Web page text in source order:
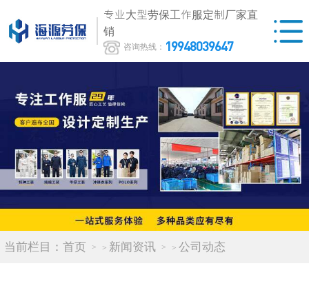
专业大型劳保工作服定制厂家直
销
咨询热线： 19948039647
当前栏目： 首页 > 新闻资讯 > 公司动态